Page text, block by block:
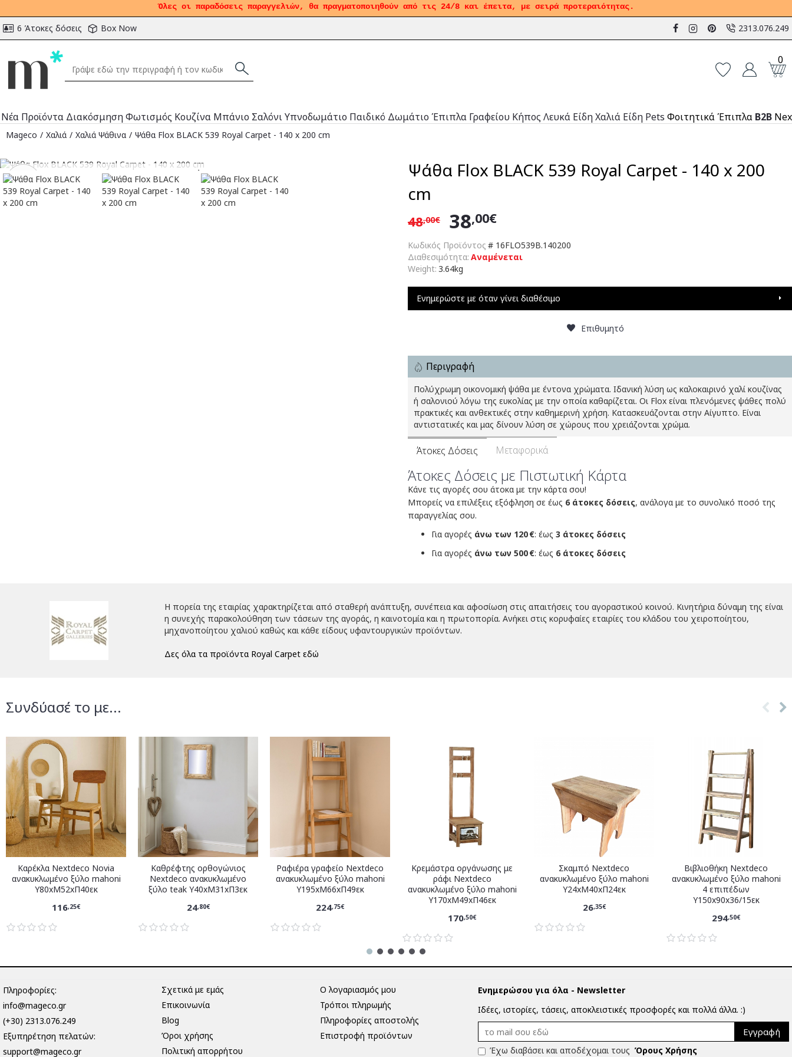
Όλες οι παραδόσεις παραγγελιών, θα πραγματοποιηθούν από τις 24/8 και έπειτα, με σειρά προτεραιότητας.
6 Άτοκες δόσεις Box Now 2313.076.249
0
Νέα Προϊόντα ΔιακόσμησηΦωτισμός Κουζίνα Μπάνιο ΣαλόνιΥπνοδωμάτιο Παιδικό Δωμάτιο Έπιπλα Γραφείου Κήπος Λευκά ΕίδηΧαλιά Είδη Pets Φοιτητικά Έπιπλα B2B
Mageco Χαλιά Χαλιά Ψάθινα Ψάθα Flox BLACK 539 Royal Carpet - 140 x 200 cm
-21% Αναμένεται
Ψάθα Flox BLACK 539 Royal Carpet - 140 x 200
cm
Κωδικός Προϊόντος # 16FLO539B.140200
Διαθεσιμότητα: Αναμένεται
Weight: 3.64kg
38,00€
48,00€
Ενημερώστε με όταν γίνει διαθέσιμο
Επιθυμητό
Περιγραφή
Πολύχρωμη οικονομική ψάθα με έντονα χρώματα. Ιδανική λύση ως καλοκαιρινό χαλί κουζίνας
ή σαλονιού λόγω της ευκολίας με την οποία καθαρίζεται. Οι Flox είναι πλενόμενες ψάθες πολύ
πρακτικές και ανθεκτικές στην καθημερινή χρήση. Κατασκευάζονται στην Αίγυπτο. Είναι
αντιστατικές και μας δίνουν λύση σε χώρους που χρειάζονται χρώμα.
Άτοκες Δόσεις Μεταφορικά
Άτοκες Δόσεις με Πιστωτική Κάρτα
Κάνε τις αγορές σου άτοκα με την κάρτα σου!
Μπορείς να επιλέξεις εξόφληση σε έως 6 άτοκες δόσεις, ανάλογα με το συνολικό ποσό της
παραγγελίας σου.
Για αγορές άνω των 120 €: έως 3 άτοκες δόσεις
Για αγορές άνω των 500 €: έως 6 άτοκες δόσεις
Η πορεία της εταιρίας χαρακτηρίζεται από σταθερή ανάπτυξη, συνέπεια και αφοσίωση στις απαιτήσεις του αγοραστικού κοινού. Κινητήρια δύναμη της είναι
η συνεχής παρακολούθηση των τάσεων της αγοράς, η καινοτομία και η πρωτοπορία. Ανήκει στις κορυφαίες εταιρίες του κλάδου του χειροποίητου,
μηχανοποίητου χαλιού καθώς και κάθε είδους υφαντουργικών προϊόντων.
Δες όλα τα προϊόντα Royal Carpet εδώ
Συνδύασέ το με...
Καρέκλα Nextdeco Novia
ανακυκλωμένο ξύλο mahoni
Υ80xM52xΠ40εκ
116,25€
Καθρέφτης ορθογώνιος
Nextdeco ανακυκλωμένο
ξύλο teak Υ40xM31xΠ3εκ
24,80€
Ραφιέρα γραφείο Nextdeco
ανακυκλωμένο ξύλο mahoni
Υ195xM66xΠ49εκ
224,75€
Κρεμάστρα οργάνωσης με
ράφι Nextdeco
ανακυκλωμένο ξύλο mahoni
Υ170xM49xΠ46εκ
170,50€
Σκαμπό Nextdeco
ανακυκλωμένο ξύλο mahoni
Υ24xM40xΠ24εκ
26,35€
Βιβλιοθήκη Nextdeco
ανακυκλωμένο ξύλο mahoni
4 επιπέδων
Υ150x90x36/15εκ
294,50€
Πληροφορίες:
info@mageco.gr
(+30) 2313.076.249
Eξυπηρέτηση πελατών:
support@mageco.gr
Σχετικά με εμάς
Επικοινωνία
Blog
Όροι χρήσης
Πολιτική απορρήτου
Ο λογαριασμός μου
Τρόποι πληρωμής
Πληροφορίες αποστολής
Επιστροφή προϊόντων
Ενημερώσου για όλα - Newsletter
Ιδέες, ιστορίες, τάσεις, αποκλειστικές προσφορές και πολλά άλλα. :)
Εγγραφή
Έχω διαβάσει και αποδέχομαι τους Όρους Χρήσης